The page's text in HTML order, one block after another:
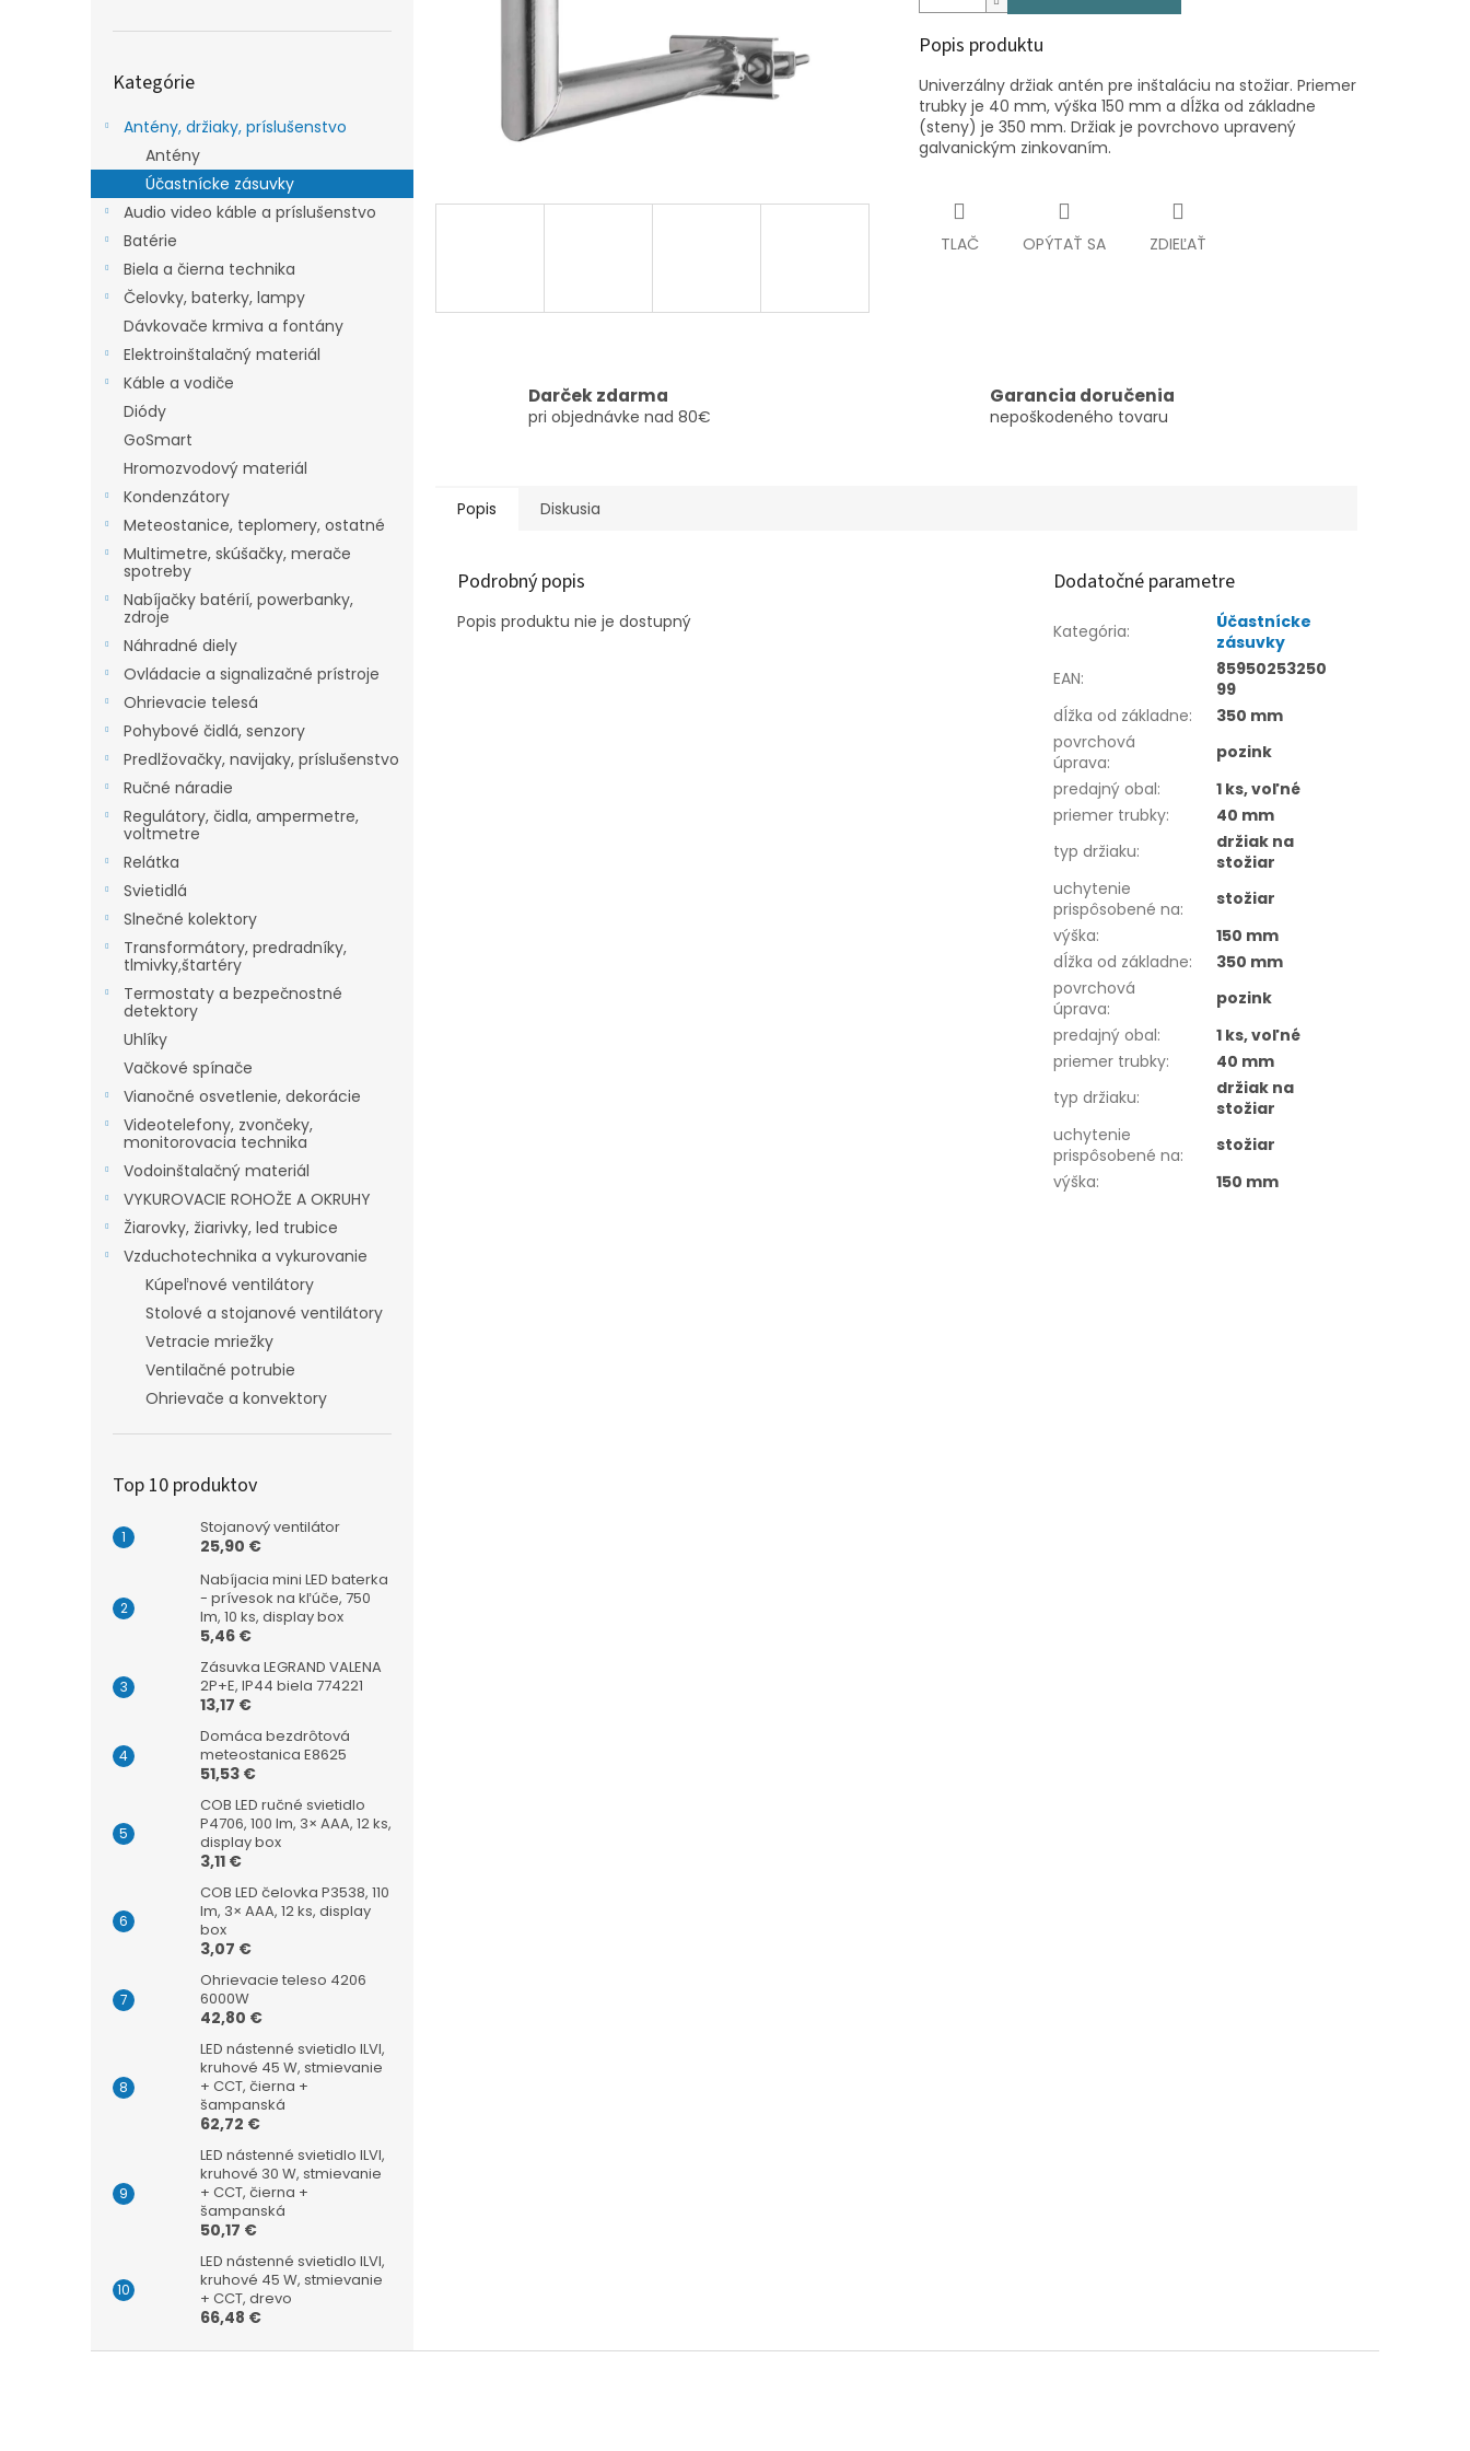
kategórie
Kategórie
Antény, držiaky, príslušenstvo
Antény
Účastnícke zásuvky
Audio video káble a príslušenstvo
Batérie
Biela a čierna technika
Čelovky, baterky, lampy
Dávkovače krmiva a fontány
Elektroinštalačný materiál
Káble a vodiče
Diódy
GoSmart
Hromozvodový materiál
Kondenzátory
Meteostanice, teplomery, ostatné
Multimetre, skúšačky, merače
spotreby
Nabíjačky batérií, powerbanky,
zdroje
Náhradné diely
Ovládacie a signalizačné prístroje
Ohrievacie telesá
Pohybové čidlá, senzory
Predlžovačky, navijaky, príslušenstvo
Ručné náradie
Regulátory, čidla, ampermetre,
voltmetre
Relátka
Svietidlá
Slnečné kolektory
Transformátory, predradníky,
tlmivky,štartéry
Termostaty a bezpečnostné
detektory
Uhlíky
Vačkové spínače
Vianočné osvetlenie, dekorácie
Videotelefony, zvončeky,
monitorovacia technika
Vodoinštalačný materiál
VYKUROVACIE ROHOŽE A OKRUHY
Žiarovky, žiarivky, led trubice
Vzduchotechnika a vykurovanie
Kúpeľnové ventilátory
Stolové a stojanové ventilátory
Vetracie mriežky
Ventilačné potrubie
Ohrievače a konvektory
Top 10 produktov
Stojanový ventilátor
25,90 €
Nabíjacia mini LED baterka
- prívesok na kľúče, 750
lm, 10 ks, display box
5,46 €
Zásuvka LEGRAND VALENA
2P+E, IP44 biela 774221
13,17 €
Domáca bezdrôtová
meteostanica E8625
51,53 €
COB LED ručné svietidlo
P4706, 100 lm, 3× AAA, 12 ks,
display box
3,11 €
COB LED čelovka P3538, 110
lm, 3× AAA, 12 ks, display
box
3,07 €
Ohrievacie teleso 4206
6000W
42,80 €
LED nástenné svietidlo ILVI,
kruhové 45 W, stmievanie
+ CCT, čierna +
šampanská
62,72 €
LED nástenné svietidlo ILVI,
kruhové 30 W, stmievanie
+ CCT, čierna +
šampanská
50,17 €
LED nástenné svietidlo ILVI,
kruhové 45 W, stmievanie
+ CCT, drevo
66,48 €
Popis produktu
Univerzálny držiak antén pre inštaláciu na stožiar. Priemer
trubky je 40 mm, výška 150 mm a dĺžka od základne
(steny) je 350 mm. Držiak je povrchovo upravený
galvanickým zinkovaním.
TLAČ OPÝTAŤ SA ZDIEĽAŤ
Darček zdarma
pri objednávke nad 80€
Garancia doručenia
nepoškodeného tovaru
Popis Diskusia
Podrobný popis
Popis produktu nie je dostupný
Dodatočné parametre
Kategória:
Účastnícke
zásuvky
EAN:
85950253250
99
dĺžka od základne:
350 mm
povrchová
úprava:
pozink
predajný obal:
1 ks, voľné
priemer trubky:
40 mm
typ držiaku:
držiak na
stožiar
uchytenie
prispôsobené na:
stožiar
výška:
150 mm
dĺžka od základne:
350 mm
povrchová
úprava:
pozink
predajný obal:
1 ks, voľné
priemer trubky:
40 mm
typ držiaku:
držiak na
stožiar
uchytenie
prispôsobené na:
stožiar
výška: 150 mm